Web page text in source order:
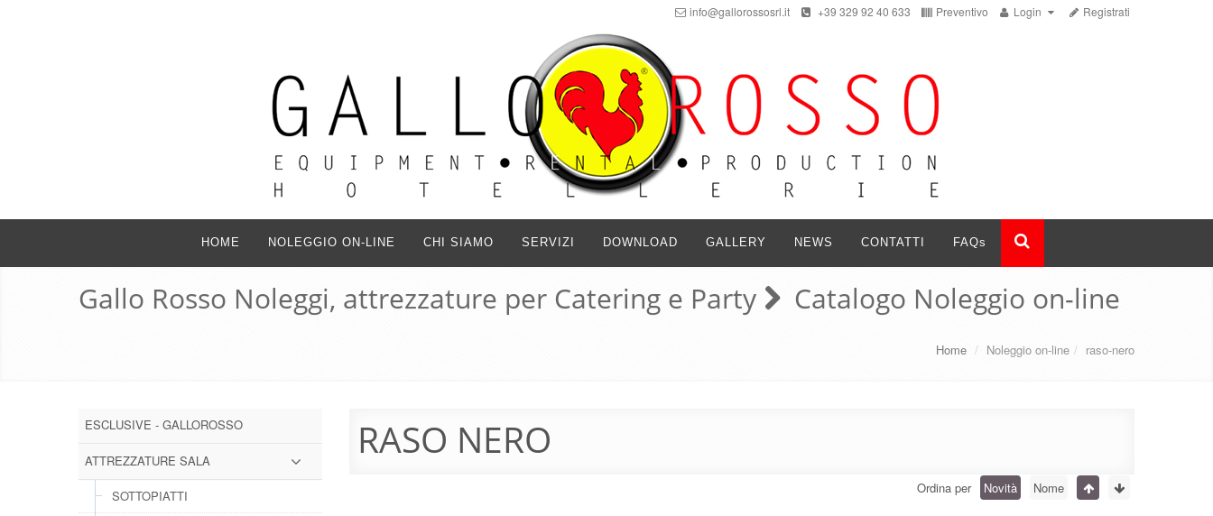
info@gallorossosrl.it +39 329 92 40 633 Preventivo Login Registrati
HOME NOLEGGIO ON-LINE CHI SIAMO SERVIZI DOWNLOAD GALLERY NEWS CONTATTI FAQs
Gallo Rosso Noleggi, attrezzature per Catering e Party Catalogo Noleggio on-line
Home / Noleggio on-line / raso-nero
ESCLUSIVE - GALLOROSSO
ATTREZZATURE SALA
SOTTOPIATTI
RASO NERO
Ordina per Novità Nome